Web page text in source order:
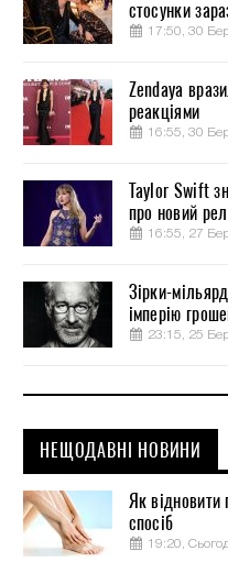
стосунки
17:50, 30
Zendaya
реакціями
16:55, 30
Taylor Swift
про новий
16:55, 27
Зірки-
імперію
23:15, 25
НЕЩОДАВНІ НОВИНИ
Як відновити
спосіб
19:20,